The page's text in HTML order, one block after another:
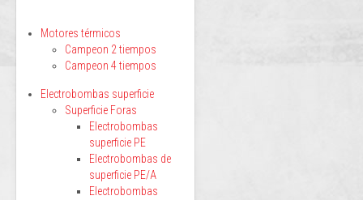
Motores térmicos
Campeon 2 tiempos
Campeon 4 tiempos
Electrobombas superficie
Superficie Foras
Electrobombas
superficie PE
Electrobombas de
superficie PE/A
Electrobombas